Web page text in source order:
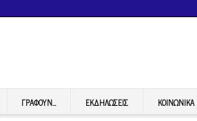
ΓΡΆΦΟΥΝ… ΕΚΔΗΛΏΣΕΙΣ ΚΟΙΝΩΝΙΚΆ